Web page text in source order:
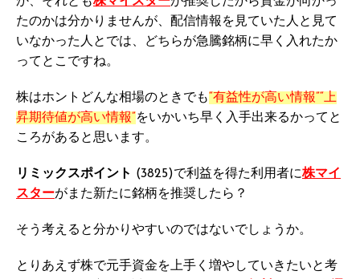
たのかは分かりませんが、配信情報を見ていた人と見て
いなかった人とでは、どちらが急騰銘柄に早く入れたか
ってとこですね。
株はホントどんな相場のときでも“有益性が高い情報”“上
昇期待値が高い情報”をいかいち早く入手出来るかってと
ころがあると思います。
リミックスポイント (3825)で利益を得た利用者に株マイ
スターがまた新たに銘柄を推奨したら？
そう考えると分かりやすいのではないでしょうか。
とりあえず株で元手資金を上手く増やしていきたいと考